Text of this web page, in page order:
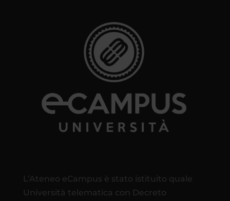
L’Ateneo eCampus è stato istituito quale
Università telematica con Decreto